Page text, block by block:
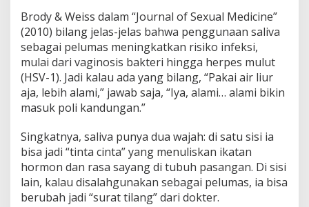
Brody & Weiss dalam “Journal of Sexual Medicine”
(2010) bilang jelas-jelas bahwa penggunaan saliva
sebagai pelumas meningkatkan risiko infeksi,
mulai dari vaginosis bakteri hingga herpes mulut
(HSV-1). Jadi kalau ada yang bilang, “Pakai air liur
aja, lebih alami,” jawab saja, “Iya, alami… alami bikin
masuk poli kandungan.”
Singkatnya, saliva punya dua wajah: di satu sisi ia
bisa jadi “tinta cinta” yang menuliskan ikatan
hormon dan rasa sayang di tubuh pasangan. Di sisi
lain, kalau disalahgunakan sebagai pelumas, ia bisa
berubah jadi “surat tilang” dari dokter.